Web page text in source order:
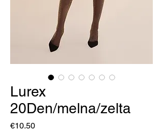
Lurex
20Den/melna/zelta
€10.50Price